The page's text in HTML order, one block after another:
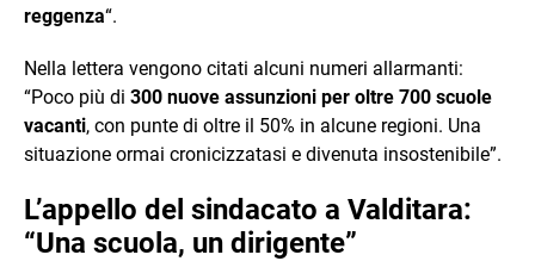
reggenza“.
Nella lettera vengono citati alcuni numeri allarmanti:
“Poco più di 300 nuove assunzioni per oltre 700 scuole
vacanti, con punte di oltre il 50% in alcune regioni. Una
situazione ormai cronicizzatasi e divenuta insostenibile”.
L’appello del sindacato a Valditara:
“Una scuola, un dirigente”